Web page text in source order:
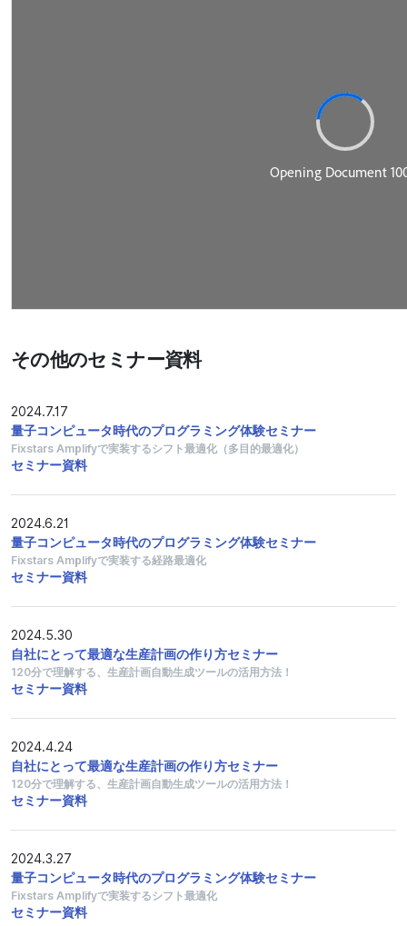
その他のセミナー資料
2024.7.17
量子コンピュータ時代のプログラミング体験セミナー
Fixstars Amplifyで実装するシフト最適化（多目的最適化）
セミナー資料
2024.6.21
量子コンピュータ時代のプログラミング体験セミナー
Fixstars Amplifyで実装する経路最適化
セミナー資料
2024.5.30
自社にとって最適な生産計画の作り方セミナー
120分で理解する、生産計画自動生成ツールの活用方法！
セミナー資料
2024.4.24
自社にとって最適な生産計画の作り方セミナー
120分で理解する、生産計画自動生成ツールの活用方法！
セミナー資料
2024.3.27
量子コンピュータ時代のプログラミング体験セミナー
Fixstars Amplifyで実装するシフト最適化
セミナー資料